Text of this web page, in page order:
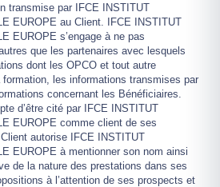
transmise par IFCE INSTITUT
EUROPE au Client. IFCE INSTITUT
EUROPE s’engage à ne pas
que les partenaires avec lesquels
dont les OPCO et tout autre
les informations transmises par
concernant les Bénéficiaires.
d’être cité par IFCE INSTITUT
EUROPE comme client de ses
autorise IFCE INSTITUT
EUROPE à mentionner son nom ainsi
de la nature des prestations dans ses
à l’attention de ses prospects et